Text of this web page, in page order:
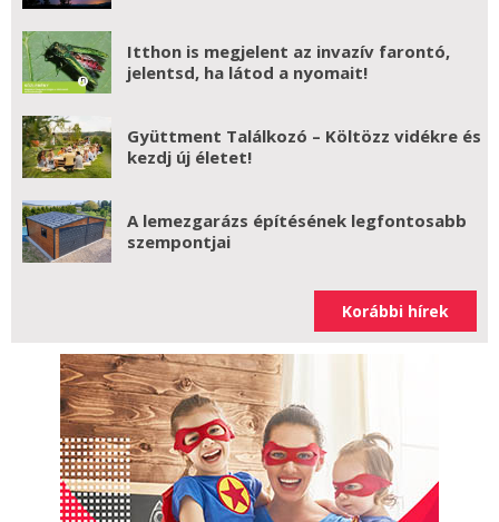
Itthon is megjelent az invazív farontó,
jelentsd, ha látod a nyomait!
Gyüttment Találkozó – Költözz vidékre és
kezdj új életet!
A lemezgarázs építésének legfontosabb
szempontjai
Korábbi hírek